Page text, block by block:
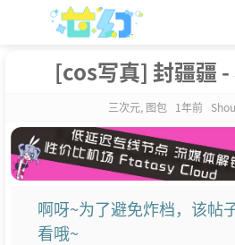
[cos写真] 封疆疆
三次元, 图包 1年前
啊呀~为了避免炸档，该帖
看哦~